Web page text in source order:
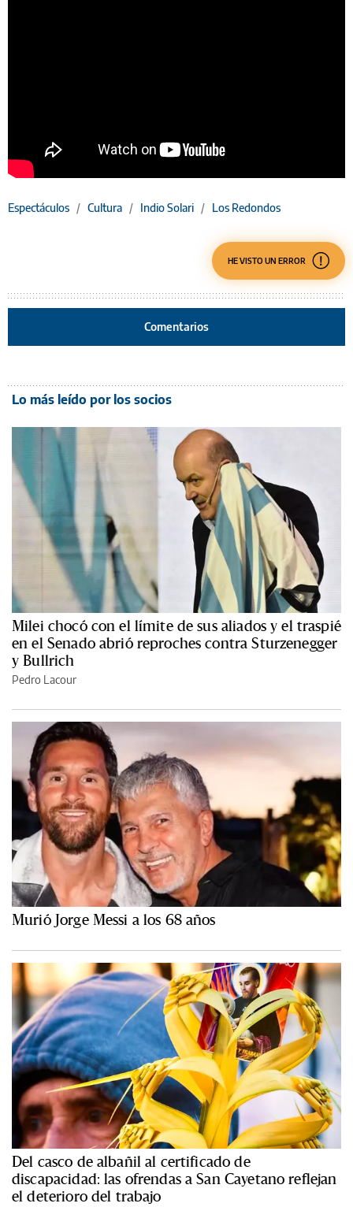
Espectáculos / Cultura / Indio Solari / Los Redondos
HE VISTO UN ERROR
Comentarios
Lo más leído por los socios
Milei chocó con el límite de sus aliados y el traspié
en el Senado abrió reproches contra Sturzenegger
y Bullrich
Pedro Lacour
Murió Jorge Messi a los 68 años
Del casco de albañil al certificado de
discapacidad: las ofrendas a San Cayetano reflejan
el deterioro del trabajo